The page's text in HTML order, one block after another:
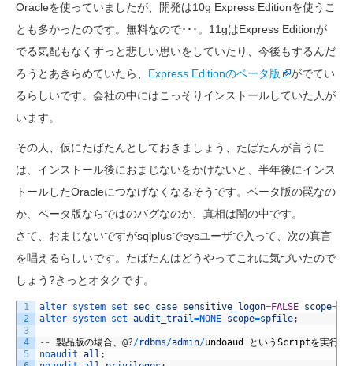
Oracleを使っていましたが、開発は10g Express Editionを使うこ
とも多かったのです。無料なので･･･。11gはExpress Editionが
でる気配もなくずっと悲しい思いをしていたり、今後もするんだ
ろうとあきらめていたら、 Express Editionのベータ版
がでてい
るらしいです。会社の中にはこっそりインストールしていた人が
います。
その人、仮にたばたんとしておきましょう、たばたんが言うに
は、インストール後におまじないをかけないと、半年後にインス
トールしたOracleにつなげなくなるそうです。ベータ版の罠なの
か、ベータ版ならではのバグなのか、真相は闇の中です。
さて、おまじないですがsqlplusでsysユーザで入って、次の真言
を唱えるらしいです。たばたんはどうやってこれに気づいたので
しょう?きっとオタクです。
1
2
3
4
5
alter system set sec_case_sensitive_logon=FALSE scope=
alter system set audit_trail=NONE scope=spfile;
-- 製品版の場合、 @?/rdbms/admin/undoaud という Scriptを実行す
noaudit all ;